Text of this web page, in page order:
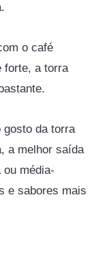
o café
forte, a torra
gosto da torra
a melhor saída
média-
e sabores mais